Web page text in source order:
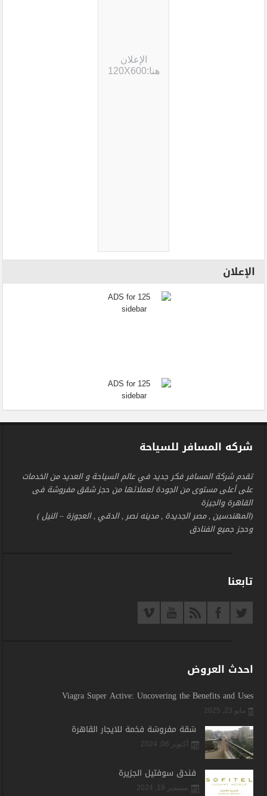
الإعلان
هنا:120X600
الإعلان
شركه المسافر للسياحة
تقدم شركة المسافر فكر جديد في عالم السياحة و العديد من الخدمات
على أعلى مستوى من الجودة لعملائها من حجز شقق مفروشة فى
القاهرة والجيزة
(المهندسين , مصر الجديدة , مدينه نصر , الدقي , العجوزة – النيل )
وحجز جميع الفنادق
تابعنا
احدث العروض
Viagra Super Active: Uncovering the Benefits and Uses
مايو 23, 2025
شقة مفروشة فخمة للايجار القاهرة
أكتوبر 06, 2024
فندق سوفتيل الجزيرة
سبتمبر 18, 2024